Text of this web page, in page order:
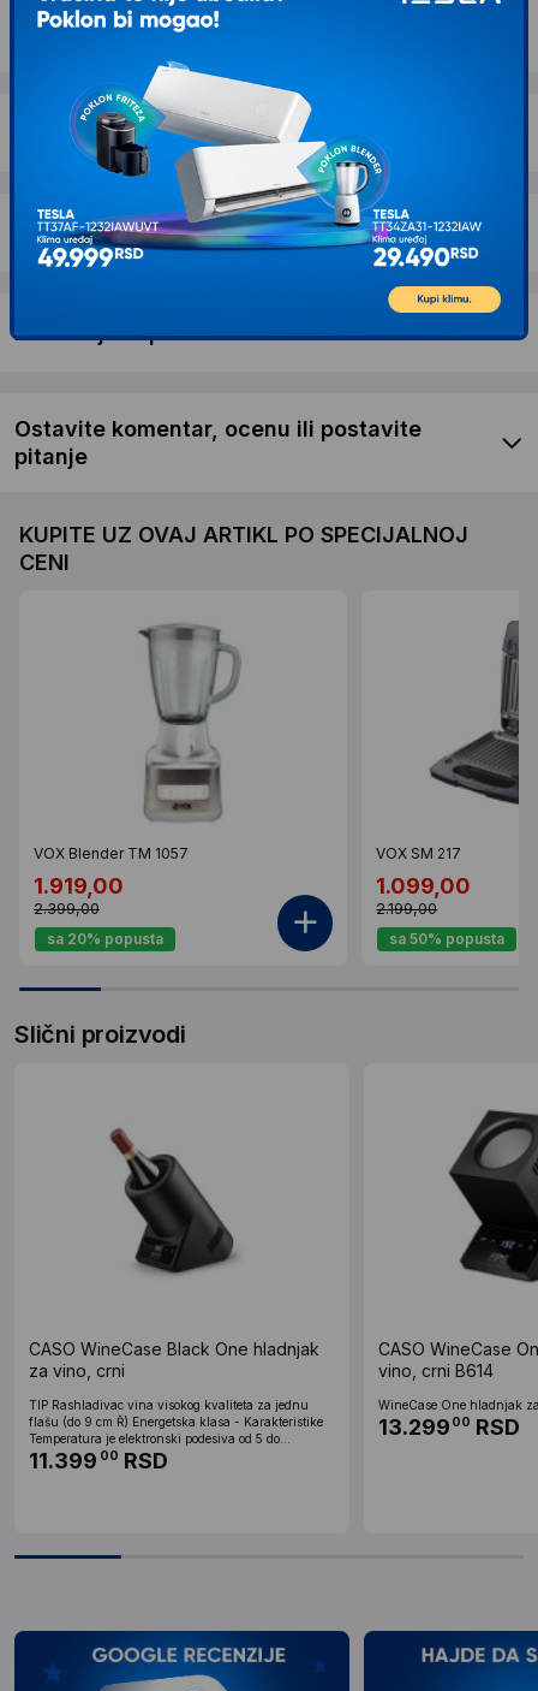
Opis proizvoda CASO WineCase One INOX
hladnjak za vino,inox
Dostava i povrat
Garancija
Recenzije kupaca
Ostavite komentar, ocenu ili postavite
pitanje
KUPITE UZ OVAJ ARTIKL PO SPECIJALNOJ
CENI
VOX Blender TM 1057
1.919,00
2.399,00
sa 20% popusta
VOX SM 217
1.099,00
2.199,00
sa 50% popusta
Slični proizvodi
CASO WineCase Black One hladnjak
za vino, crni
TIP Rashladivac vina visokog kvaliteta za jednu
flašu (do 9 cm Ř) Energetska klasa - Karakteristike
Temperatura je elektronski podesiva od 5 do...
11.399 00 RSD
CASO WineCase
vino, crni B614
WineCase One hladnjak
13.299 00 RSD